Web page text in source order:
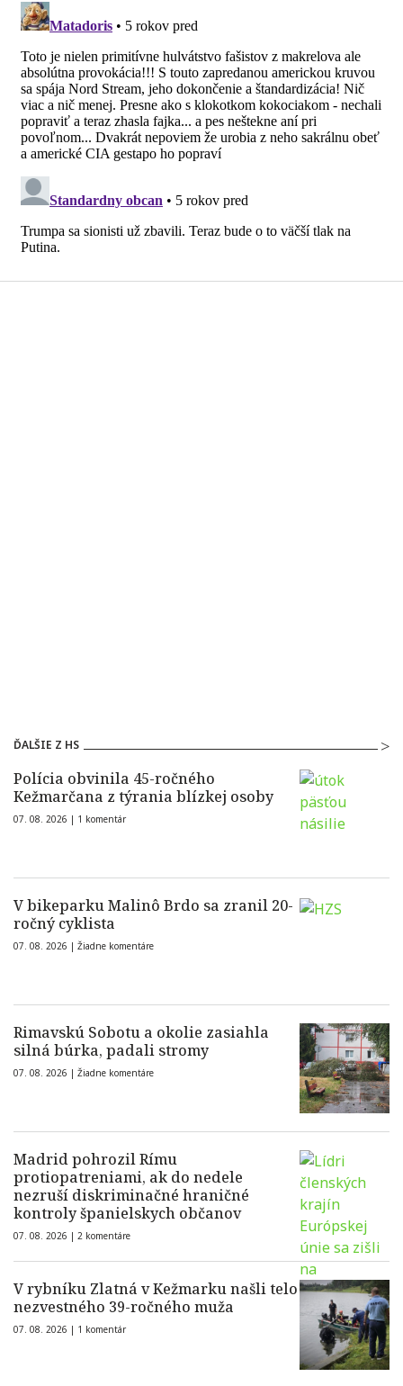
ĎALŠIE Z HS
Polícia obvinila 45-ročného
Kežmarčana z týrania blízkej osoby
07. 08. 2026 | 1 komentár
V bikeparku Malinô Brdo sa zranil 20-
ročný cyklista
07. 08. 2026 | Žiadne komentáre
Rimavskú Sobotu a okolie zasiahla
silná búrka, padali stromy
07. 08. 2026 | Žiadne komentáre
Madrid pohrozil Rímu
protiopatreniami, ak do nedele
nezruší diskriminačné hraničné
kontroly španielskych občanov
07. 08. 2026 | 2 komentáre
V rybníku Zlatná v Kežmarku našli telo
nezvestného 39-ročného muža
07. 08. 2026 | 1 komentár